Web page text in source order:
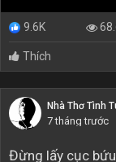
9.6K
Thích
Nhà Thơ Tình
7 tháng trước
Đừng lấy cục